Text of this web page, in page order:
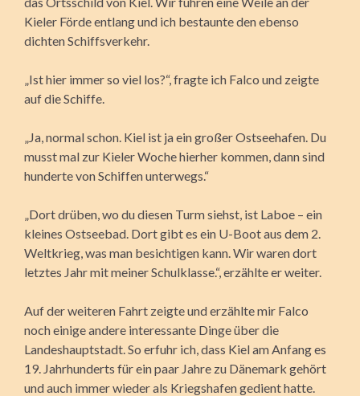
Kieler Förde entlang und ich bestaunte den ebenso
dichten Schiffsverkehr.
„Ist hier immer so viel los?“, fragte ich Falco und zeigte
auf die Schiffe.
„Ja, normal schon. Kiel ist ja ein großer Ostseehafen. Du
musst mal zur Kieler Woche hierher kommen, dann sind
hunderte von Schiffen unterwegs.“
„Dort drüben, wo du diesen Turm siehst, ist Laboe – ein
kleines Ostseebad. Dort gibt es ein U-Boot aus dem 2.
Weltkrieg, was man besichtigen kann. Wir waren dort
letztes Jahr mit meiner Schulklasse.“, erzählte er weiter.
Auf der weiteren Fahrt zeigte und erzählte mir Falco
noch einige andere interessante Dinge über die
Landeshauptstadt. So erfuhr ich, dass Kiel am Anfang es
19. Jahrhunderts für ein paar Jahre zu Dänemark gehört
und auch immer wieder als Kriegshafen gedient hatte.